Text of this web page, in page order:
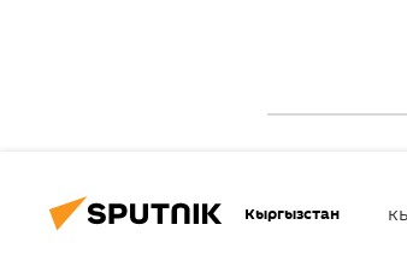
Кыргызстан